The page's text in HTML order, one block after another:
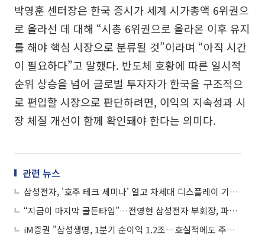
박영훈 센터장은 한국 증시가 세계 시가총액 6위권으
로 올라선 데 대해 “시총 6위권으로 올라온 이후 유지
를 해야 핵심 시장으로 분류될 것”이라며 “아직 시간
이 필요하다”고 말했다. 반도체 호황에 따른 일시적
순위 상승을 넘어 글로벌 투자자가 한국을 구조적으
로 편입할 시장으로 판단하려면, 이익의 지속성과 시
장 체질 개선이 함께 확인돼야 한다는 의미다.
관련 뉴스
삼성전자, '호주 테크 세미나' 열고 차세대 디스플레이 기술 선보여
“지금이 마지막 골든타임”…전영현 삼성전자 부회장, 파업 앞두고 임원 소집
iM증권 "삼성생명, 1분기 순이익 1.2조…호실적에도 주가 변수는 삼성전자"